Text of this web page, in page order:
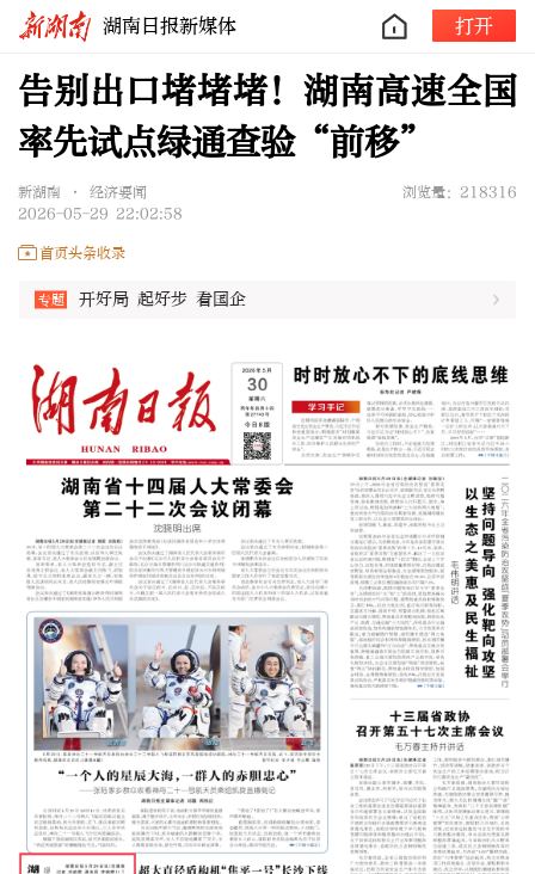
湖南日报新媒体 打开
告别出口堵堵堵！湖南高速全国
率先试点绿通查验“前移”
新湖南 • 经济要闻
浏览量：218316
2026-05-29 22:02:58
首页头条收录
开好局 起好步 看国企